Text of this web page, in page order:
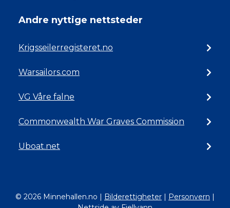
Andre nyttige nettsteder
Krigsseilerregisteret.no
Warsailors.com
VG Våre falne
Commonwealth War Graves Commission
Uboat.net
© 2026 Minnehallen.no | Bilderettigheter | Personvern |